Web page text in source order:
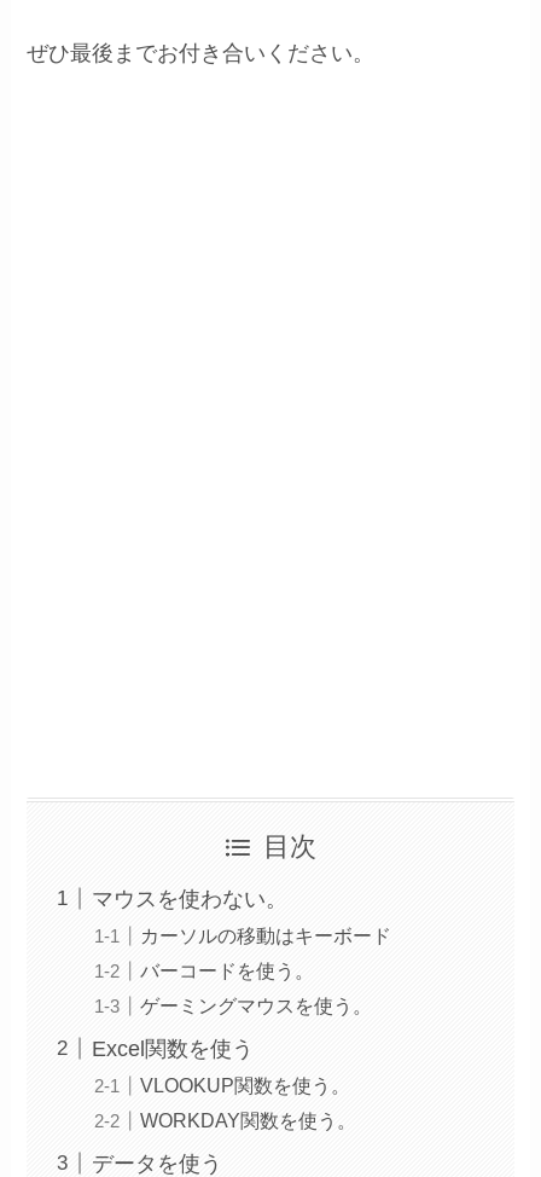
ぜひ最後までお付き合いください。
目次
マウスを使わない。
カーソルの移動はキーボード
バーコードを使う。
ゲーミングマウスを使う。
Excel関数を使う
VLOOKUP関数を使う。
WORKDAY関数を使う。
データを使う